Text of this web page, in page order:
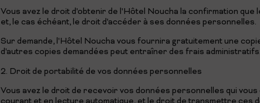
Vous avez le droit d'obtenir de l'Hôtel Noucha la confirmation
et, le cas échéant, le droit d'accéder à ses données personnelles.
Sur demande, l'Hôtel Noucha vous fournira gratuitement une
d'autres copies demandées peut entraîner des frais administratifs.
2. Droit de portabilité de vos données personnelles
Vous avez le droit de recevoir vos données personnelles qui